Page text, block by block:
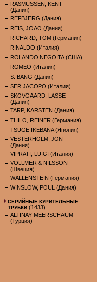
RASMUSSEN, KENT
(Дания)
REFBJERG (Дания)
REIS, JOAO (Дания)
RICHARD, TOM (Германия)
RINALDO (Италия)
ROLANDO NEGOITA (США)
ROMEO (Италия)
S. BANG (Дания)
SER JACOPO (Италия)
SKOVGAARD, LASSE
(Дания)
TARP, KARSTEN (Дания)
THILO, REINER (Германия)
TSUGE IKEBANA (Япония)
VESTERHOLM, JON
(Дания)
VIPRATI, LUIGI (Италия)
VOLLMER & NILSSON
(Швеция)
WALLENSTEIN (Германия)
WINSLOW, POUL (Дания)
СЕРИЙНЫЕ КУРИТЕЛЬНЫЕ
ТРУБКИ (1433)
ALTINAY MEERSCHAUM
(Турция)